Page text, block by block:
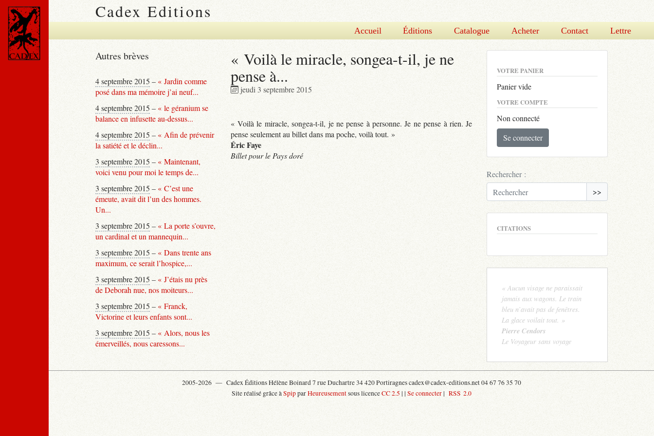
Cadex Editions
Accueil Éditions Catalogue Acheter Contact Lettre
« Voilà le miracle, songea-t-il, je ne
pense à...
jeudi 3 septembre 2015
« Voilà le miracle, songea-t-il, je ne pense à personne. Je ne pense à rien. Je
pense seulement au billet dans ma poche, voilà tout. »
Éric Faye
Billet pour le Pays doré
VOTRE PANIER
Panier vide
VOTRE COMPTE
Non connecté
Se connecter
Rechercher :
>>
CITATIONS
« Aucun visage ne paraissait
jamais aux wagons. Le train
bleu n’avait pas de fenêtres.
La glace voilait tout. »
Pierre Cendors
Le Voyageur sans voyage
Autres brèves
4 septembre 2015 – « Jardin comme
posé dans ma mémoire j’ai neuf...
4 septembre 2015 – « le géranium se
balance en infusette au-dessus...
4 septembre 2015 – « Afin de prévenir
la satiété et le déclin...
3 septembre 2015 – « Maintenant,
voici venu pour moi le temps de...
3 septembre 2015 – « C’est une
émeute, avait dit l’un des hommes.
Un...
3 septembre 2015 – « La porte s’ouvre,
un cardinal et un mannequin...
3 septembre 2015 – « Dans trente ans
maximum, ce serait l’hospice,...
3 septembre 2015 – « J’étais nu près
de Deborah nue, nos moiteurs...
3 septembre 2015 – « Franck,
Victorine et leurs enfants sont...
3 septembre 2015 – « Alors, nous les
émerveillés, nous caressons...
2005-2026 — Cadex Éditions Hélène Boinard 7 rue Duchartre 34 420 Portiragnes cadex@cadex-editions.net 04 67 76 35 70
Site réalisé grâce àSpipparHeureusementsous licenceCC 2.5 | | Se connecter| RSS 2.0